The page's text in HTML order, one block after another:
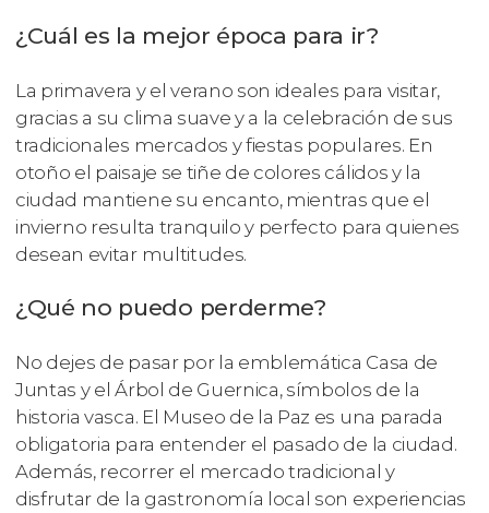
¿Cuál es la mejor época para ir?
La primavera y el verano son ideales para visitar,
gracias a su clima suave y a la celebración de sus
tradicionales mercados y fiestas populares. En
otoño el paisaje se tiñe de colores cálidos y la
ciudad mantiene su encanto, mientras que el
invierno resulta tranquilo y perfecto para quienes
desean evitar multitudes.
¿Qué no puedo perderme?
No dejes de pasar por la emblemática Casa de
Juntas y el Árbol de Guernica, símbolos de la
historia vasca. El Museo de la Paz es una parada
obligatoria para entender el pasado de la ciudad.
Además, recorrer el mercado tradicional y
disfrutar de la gastronomía local son experiencias